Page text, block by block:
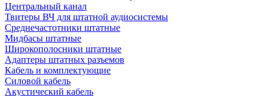
Центральный канал
Твитеры ВЧ для штатной аудиосистемы
Среднечастотники штатные
Мидбасы штатные
Широкополосники штатные
Адаптеры штатных разъемов
Кабель и комплектующие
Силовой кабель
Акустический кабель